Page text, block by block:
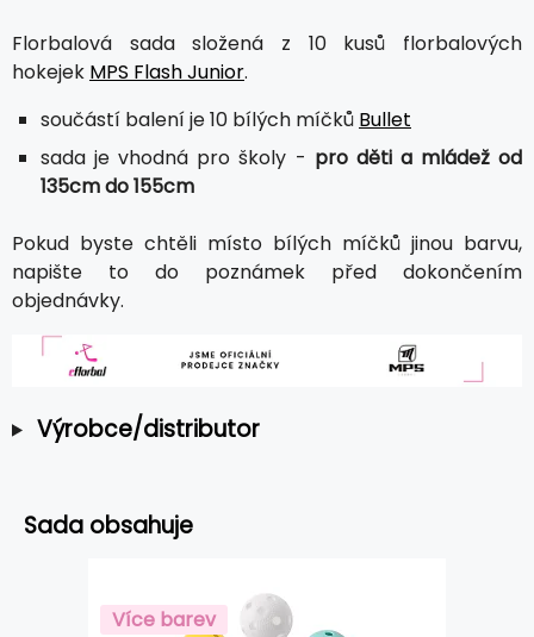
Florbalová sada složená z 10 kusů florbalových
hokejek MPS Flash Junior.
součástí balení je 10 bílých míčků Bullet
sada je vhodná pro školy - pro děti a mládež od
135cm do 155cm
Pokud byste chtěli místo bílých míčků jinou barvu,
napište to do poznámek před dokončením
objednávky.
Výrobce/distributor
Sada obsahuje
Více barev